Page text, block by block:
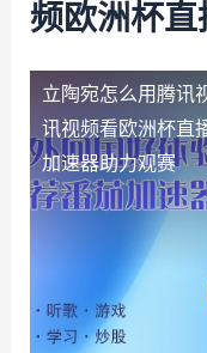
频欧洲杯直
立陶宛怎么用腾讯
讯视频看欧洲杯直
加速器助力观赛